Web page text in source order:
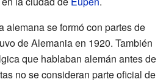
alemana se formó con partes de
de Alemania en 1920. También
que hablaban alemán antes de
no se consideran parte oficial de